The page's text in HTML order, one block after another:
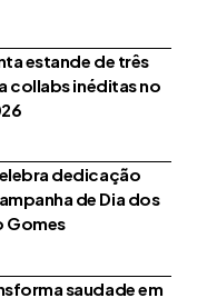
estande de três
collabs inéditas no
dedicação
de Dia dos
Gomes
saudade em